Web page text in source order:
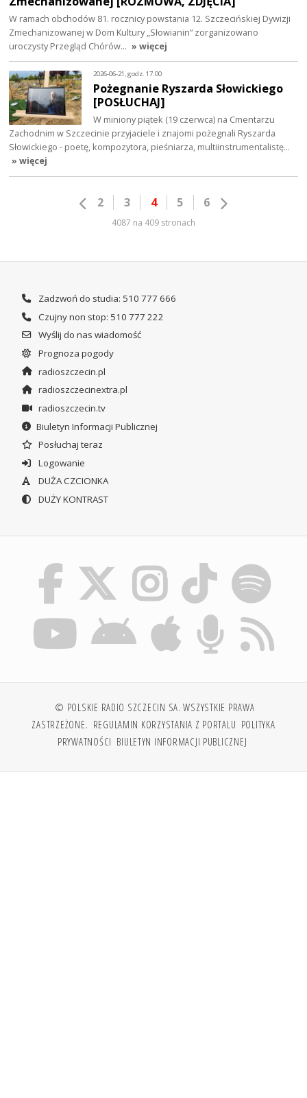
W ramach obchodów 81. rocznicy powstania 12. Szczecińskiej Dywizji
Zmechanizowanej w Dom Kultury „Słowianin” zorganizowano
uroczysty Przegląd Chórów… » więcej
2026-06-21, godz. 17:00
Pożegnanie Ryszarda Słowickiego
[POSŁUCHAJ]
W miniony piątek (19 czerwca) na Cmentarzu
Zachodnim w Szczecinie przyjaciele i znajomi pożegnali Ryszarda
Słowickiego - poetę, kompozytora, pieśniarza, multiinstrumentalistę…
» więcej
2 3 4 5 6
4087 na 409 stronach
Zadzwoń do studia: 510 777 666
Czujny non stop: 510 777 222
Wyślij do nas wiadomość
Prognoza pogody
radioszczecin.pl
radioszczecinextra.pl
radioszczecin.tv
Biuletyn Informacji Publicznej
Posłuchaj teraz
Logowanie
DUŻA CZCIONKA
DUŻY KONTRAST
© POLSKIE RADIO SZCZECIN SA. WSZYSTKIE PRAWA
ZASTRZEŻONE. REGULAMIN KORZYSTANIA Z PORTALU POLITYKA
PRYWATNOŚCI BIULETYN INFORMACJI PUBLICZNEJ